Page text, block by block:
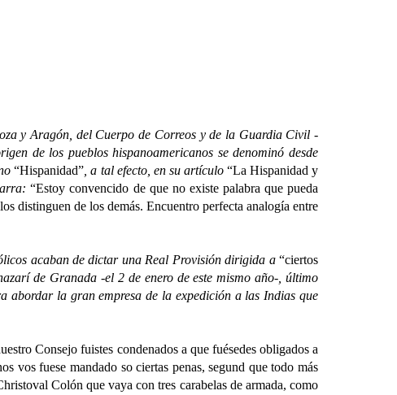
y Aragón, del Cuerpo de Correos y de la Guardia Civil-
de los pueblos hispanoamericanos se denominó desde
“Hispanidad” , a tal efecto, en su artículo “La Hispanidad y
“Estoy convencido de que no existe palabra que pueda
distinguen de los demás. Encuentro perfecta analogía entre
acaban de dictar una Real Provisión dirigida a “ciertos
de Granada -el 2 de enero de este mismo año-, último
abordar la gran empresa de la expedición a las Indias que
Consejo fuistes condenados a que fuésedes obligados a
vos fuese mandado so ciertas penas, segund que todo más
Colón que vaya con tres carabelas de armada, como